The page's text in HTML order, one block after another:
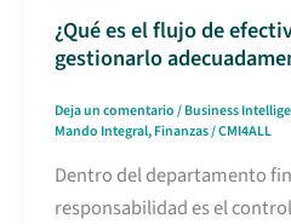
¿Qué es el flujo de
gestionarlo
Deja un comentario/Business
Mando Integral,Finanzas/CMI4ALL
Dentro del departamento
responsabilidad es el